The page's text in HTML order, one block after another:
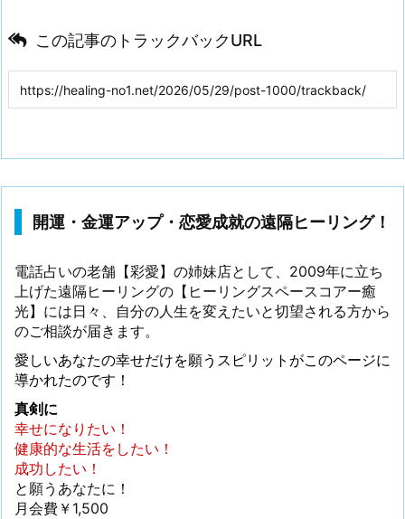
この記事のトラックバックURL
開運・金運アップ・恋愛成就の遠隔ヒーリング！
電話占いの老舗【彩愛】の姉妹店として、2009年に立ち
上げた遠隔ヒーリングの【ヒーリングスペースコアー癒
光】には日々、自分の人生を変えたいと切望される方から
のご相談が届きます。
愛しいあなたの幸せだけを願うスピリットがこのページに
導かれたのです！
真剣に
幸せになりたい！
健康的な生活をしたい！
成功したい！
と願うあなたに！
月会費￥1,500